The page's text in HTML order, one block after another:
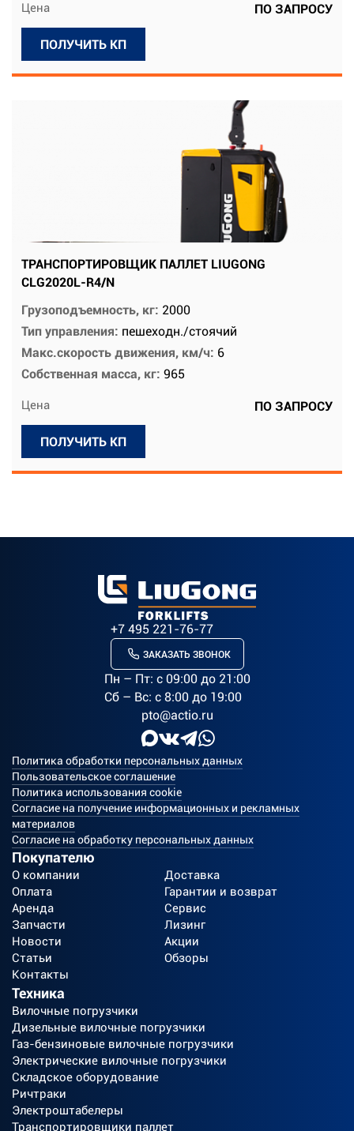
Цена ПО ЗАПРОСУ
ПОЛУЧИТЬ КП
ТРАНСПОРТИРОВЩИК ПАЛЛЕТ LIUGONG
CLG2020L-R4/N
Грузоподъемность, кг: 2000
Тип управления: пешеходн./стоячий
Макс.скорость движения, км/ч: 6
Собственная масса, кг: 965
Цена ПО ЗАПРОСУ
ПОЛУЧИТЬ КП
+7 495 221-76-77
ЗАКАЗАТЬ ЗВОНОК
Пн – Пт: c 09:00 до 21:00
Сб – Вс: с 8:00 до 19:00
pto@actio.ru
Политика обработки персональных данных
Пользовательское соглашение
Политика использования cookie
Согласие на получение информационных и рекламных
материалов
Согласие на обработку персональных данных
Покупателю
О компании
Доставка
Оплата
Гарантии и возврат
Аренда
Сервис
Запчасти
Лизинг
Новости
Акции
Статьи
Обзоры
Контакты
Техника
Вилочные погрузчики
Дизельные вилочные погрузчики
Газ-бензиновые вилочные погрузчики
Электрические вилочные погрузчики
Складское оборудование
Ричтраки
Электроштабелеры
Транспортировщики паллет